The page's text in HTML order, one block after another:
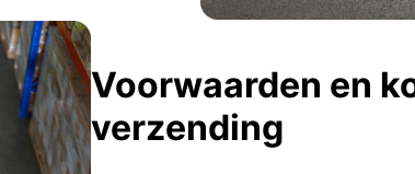
Voorwaarden en
verzending